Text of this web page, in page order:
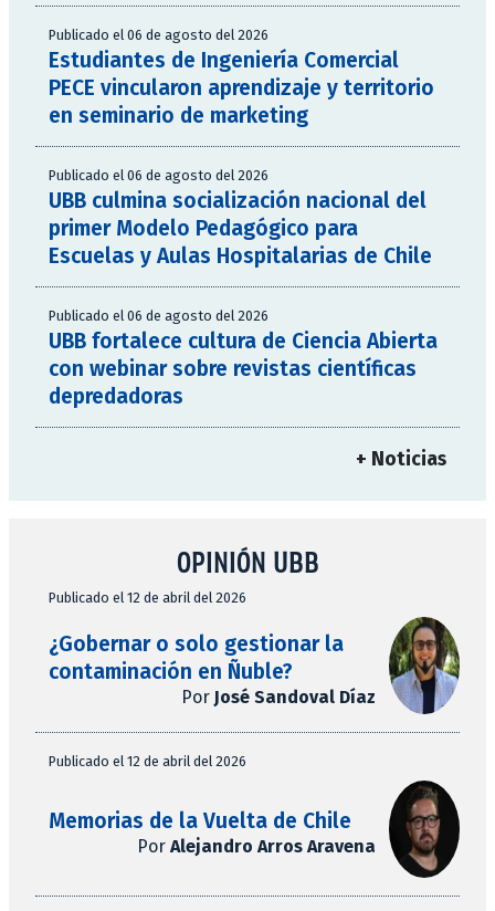
Publicado el 06 de agosto del 2026
Estudiantes de Ingeniería Comercial
PECE vincularon aprendizaje y territorio
en seminario de marketing
Publicado el 06 de agosto del 2026
UBB culmina socialización nacional del
primer Modelo Pedagógico para
Escuelas y Aulas Hospitalarias de Chile
Publicado el 06 de agosto del 2026
UBB fortalece cultura de Ciencia Abierta
con webinar sobre revistas científicas
depredadoras
+ Noticias
OPINIÓN UBB
Publicado el 12 de abril del 2026
¿Gobernar o solo gestionar la
contaminación en Ñuble?
Por José Sandoval Díaz
Publicado el 12 de abril del 2026
Memorias de la Vuelta de Chile
Por Alejandro Arros Aravena